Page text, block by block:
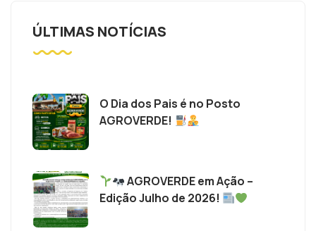
ÚLTIMAS NOTÍCIAS
O Dia dos Pais é no Posto
AGROVERDE!
AGROVERDE em Ação –
Edição Julho de 2026!